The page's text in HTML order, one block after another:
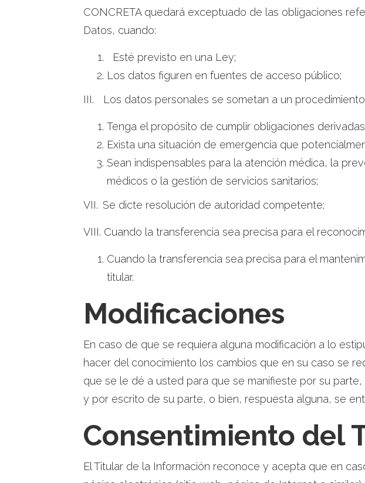
CONCRETA quedará exceptuado de las obligaciones
Datos, cuando:
Esté previsto en una Ley;
Los datos figuren en fuentes de acceso público;
III.
Los datos personales se sometan a un
Tenga el propósito de cumplir obligaciones
Exista una situación de emergencia que
Sean indispensables para la atención médica, la
médicos o la gestión de servicios sanitarios;
VII. Se dicte resolución de autoridad competente;
VIII. Cuando la transferencia sea precisa para el
Cuando la transferencia sea precisa para el
titular.
Modificaciones
En caso de que se requiera alguna modificación a lo
hacer del conocimiento los cambios que en su caso se
que se le dé a usted para que se manifieste por su
y por escrito de su parte, o bien, respuesta alguna, se
Consentimiento del
El Titular de la Información reconoce y acepta que en